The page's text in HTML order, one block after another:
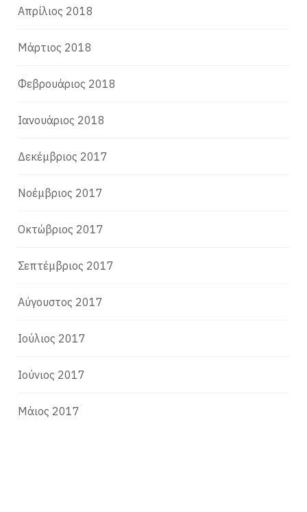
Απρίλιος 2018
Μάρτιος 2018
Φεβρουάριος 2018
Ιανουάριος 2018
Δεκέμβριος 2017
Νοέμβριος 2017
Οκτώβριος 2017
Σεπτέμβριος 2017
Αύγουστος 2017
Ιούλιος 2017
Ιούνιος 2017
Μάιος 2017